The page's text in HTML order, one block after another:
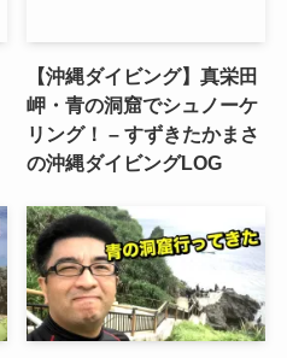
【沖縄ダイビング】真栄田
岬・青の洞窟でシュノーケ
リング！ – すずきたかまさ
の沖縄ダイビングLOG